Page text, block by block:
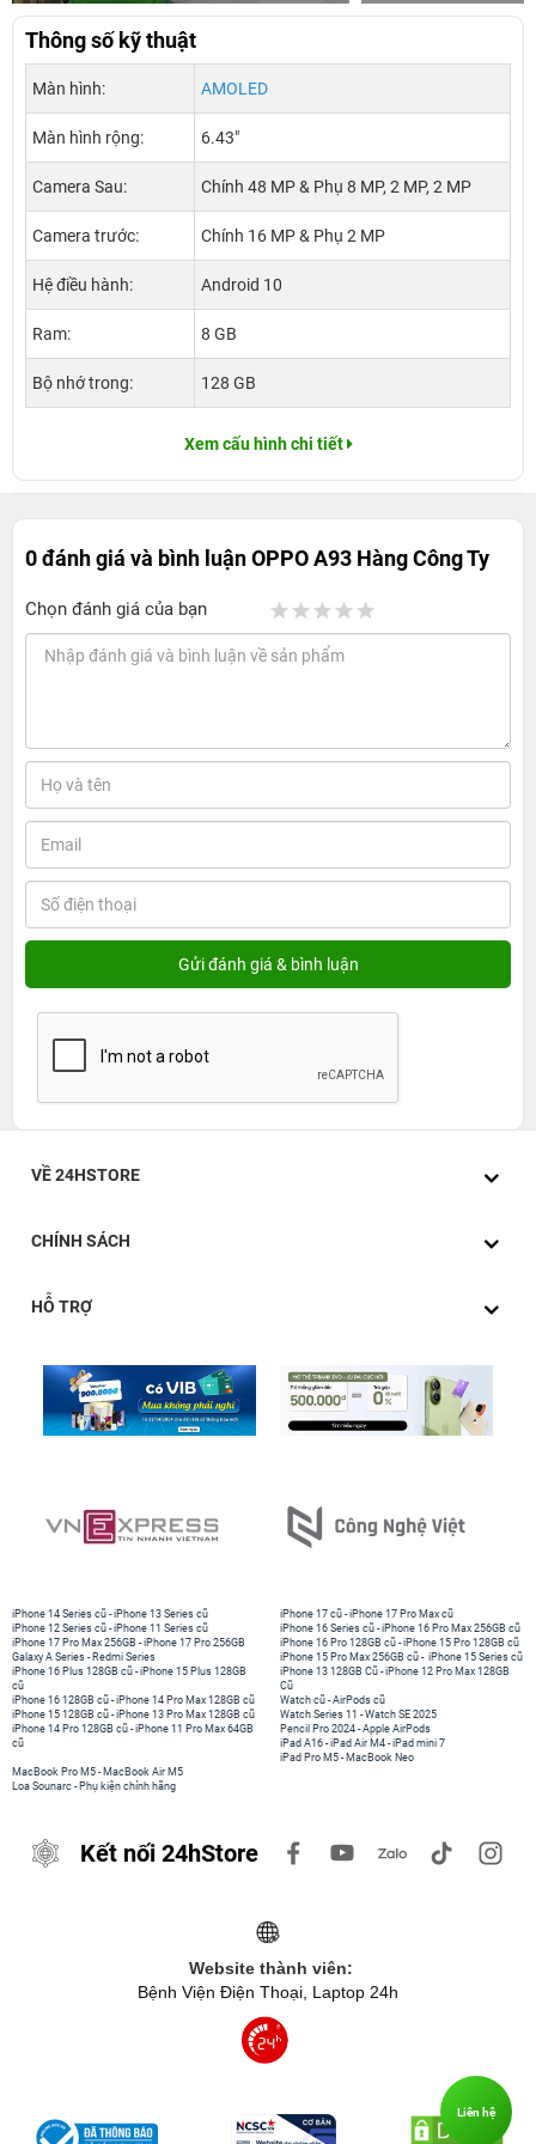
Thông số kỹ thuật
Màn hình: AMOLED
Màn hình rộng: 6.43"
Camera Sau: Chính 48 MP & Phụ 8 MP, 2 MP, 2 MP
Camera trước: Chính 16 MP & Phụ 2 MP
Hệ điều hành: Android 10
Ram: 8 GB
Bộ nhớ trong: 128 GB
Xem cấu hình chi tiết
0 đánh giá và bình luậnOPPO A93 Hàng Công Ty
Chọn đánh giá của bạn
VỀ 24HSTORE
CHÍNH SÁCH
HỖ TRỢ
iPhone 14 Series cũ -iPhone 13 Series cũ
iPhone 12 Series cũ -iPhone 11 Series cũ
iPhone 17 Pro Max 256GB -iPhone 17 Pro 256GB
Galaxy A Series - Redmi Series
iPhone 17 cũ -iPhone 17 Pro Max cũ
iPhone 16 Series cũ - iPhone 16 Pro Max 256GB cũ
iPhone 16 Pro 128GB cũ -iPhone 15 Pro 128GB cũ
iPhone 15 Pro Max 256GB cũ - iPhone 15 Series cũ
iPhone 16 Plus 128GB cũ -iPhone 15 Plus 128GB
cũ
iPhone 16 128GB cũ -iPhone 14 Pro Max 128GB cũ
iPhone 15 128GB cũ -iPhone 13 Pro Max 128GB cũ
iPhone 14 Pro 128GB cũ -iPhone 11 Pro Max 64GB
cũ
iPhone 13 128GB Cũ -iPhone 12 Pro Max 128GB
Cũ
Watch cũ -AirPods cũ
Watch Series 11 -Watch SE 2025
Pencil Pro 2024 -Apple AirPods
iPad A16 -iPad Air M4 -iPad mini 7
iPad Pro M5 - MacBook Neo
MacBook Pro M5 - MacBook Air M5
Loa Sounarc - Phụ kiện chính hãng
Kết nối 24hStore
Website thành viên:
Bệnh Viện Điện Thoại, Laptop 24h
Liên hệ